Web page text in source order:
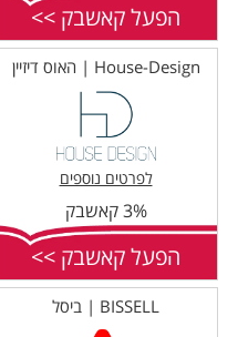
הפעל קאשבק >>
House-Design | האוס דיזיין
לפרטים נוספים
3% קאשבק
הפעל קאשבק >>
BISSELL | ביסל